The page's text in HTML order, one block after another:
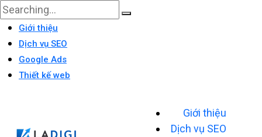
Giới thiệu
Dịch vụ SEO
Google Ads
Thiết kế web
Giới thiệu
Dịch vụ SEO